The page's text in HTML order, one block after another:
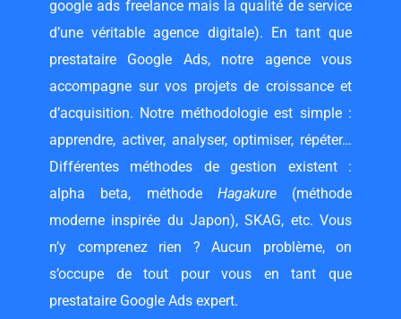
google ads freelancemais la qualité de service
d’une véritable agence digitale). En tant que
prestataire Google Ads, notre agence vous
accompagne sur vos projets de croissance et
d’acquisition. Notre méthodologie est simple :
apprendre, activer, analyser, optimiser, répéter…
Différentes méthodes de gestion existent :
alpha beta, méthode Hagakure(méthode
moderne inspirée du Japon), SKAG, etc. Vous
n’y comprenez rien ? Aucun problème, on
s’occupe de tout pour vous en tant que
prestataire Google Ads expert.